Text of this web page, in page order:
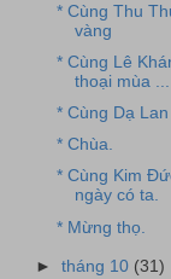
* Cùng Thu
vàng
* Cùng Lê
thoại mùa ...
* Cùng Dạ
* Chùa.
* Cùng Kim
ngày có ta.
* Mừng thọ.
►tháng 10 (31)